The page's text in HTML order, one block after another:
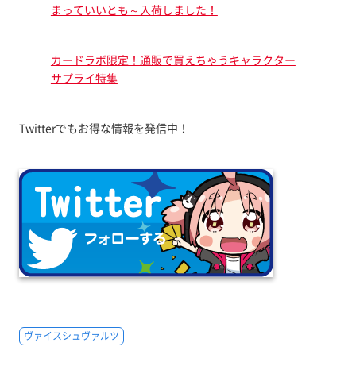
まっていいとも～入荷しました！
カードラボ限定！通販で買えちゃうキャラクター
サプライ特集
Twitterでもお得な情報を発信中！
ヴァイスシュヴァルツ